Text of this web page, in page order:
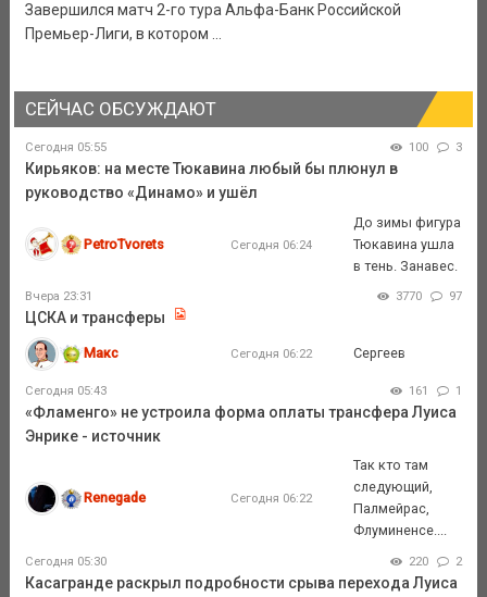
Завершился матч 2-го тура Альфа-Банк Российской
Премьер-Лиги, в котором ...
СЕЙЧАС ОБСУЖДАЮТ
Сегодня 05:55 100 3
Кирьяков: на месте Тюкавина любый бы плюнул в
руководство «Динамо» и ушёл
PetroTvorets Сегодня 06:24
До зимы фигура
Тюкавина ушла
в тень. Занавес.
Вчера 23:31 3770 97
ЦСКА и трансферы
Макс Сегодня 06:22 Сергеев
Сегодня 05:43 161 1
«Фламенго» не устроила форма оплаты трансфера Луиса
Энрике - источник
Renegade Сегодня 06:22
Так кто там
следующий,
Палмейрас,
Флуминенсе....
Сегодня 05:30 220 2
Касагранде раскрыл подробности срыва перехода Луиса